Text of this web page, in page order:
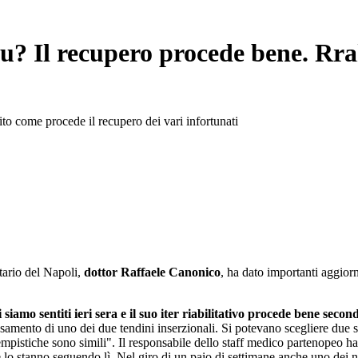
Il recupero procede bene.
come procede il recupero dei vari infortunati
del Napoli, dottor Raffaele Canonico, ha dato importanti
sentiti ieri sera e il suo iter riabilitativo procede bene
di uno dei due tendini inserzionali. Si potevano scegliere
sono simili". Il responsabile dello staff medico partenopeo